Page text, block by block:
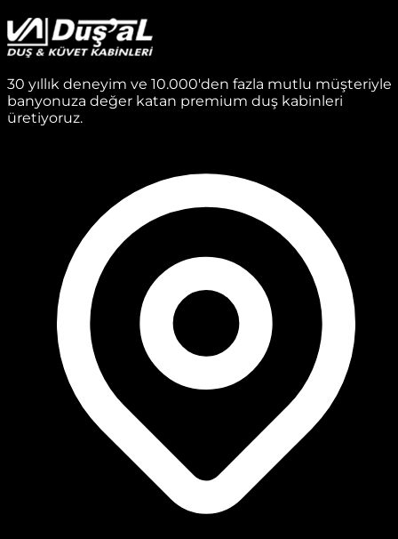
30 yıllık deneyim ve 10.000'den fazla mutlu müşteriyle
banyonuza değer katan premium duş kabinleri
üretiyoruz.